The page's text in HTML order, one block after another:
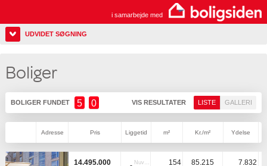
i samarbejde med
UDVIDET SØGNING
Boliger
BOLIGER FUNDET 5 0 VIS RESULTATER LISTE GALLERI
Adresse Pris Liggetid m² Kr./m² Ydelse
14.495.000
Nuvær. 154 85.215 7.832